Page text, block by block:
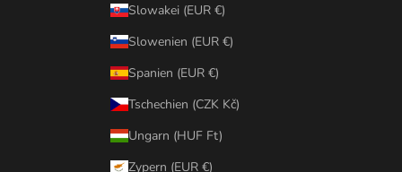
Slowakei (EUR €)
Slowenien (EUR €)
Spanien (EUR €)
Tschechien (CZK Kč)
Ungarn (HUF Ft)
Zypern (EUR €)